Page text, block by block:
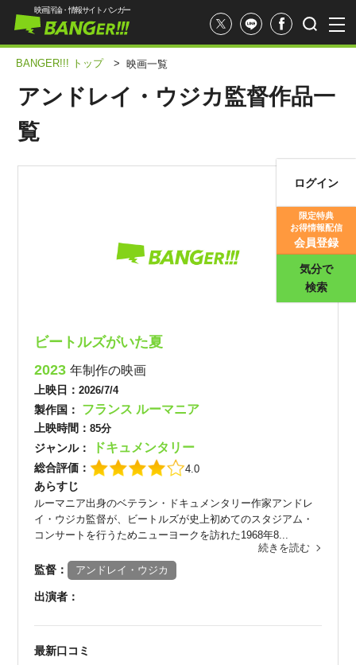
映画評論・情報サイト バンガー
ログイン
限定特典
お得情報配信
会員登録
気分で
検索
BANGER!!! トップ > 映画一覧
アンドレイ・ウジカ監督作品一
覧
ビートルズがいた夏
2023年制作の映画
上映日：2026/7/4
製作国： フランス ルーマニア
上映時間：85分
ジャンル： ドキュメンタリー
総合評価： 4.0
あらすじ
ルーマニア出身のベテラン・ドキュメンタリー作家アンドレ
イ・ウジカ監督が、ビートルズが史上初めてのスタジアム・
コンサートを行うためニューヨークを訪れた1968年8...
続きを読む
監督： アンドレイ・ウジカ
出演者：
最新口コミ